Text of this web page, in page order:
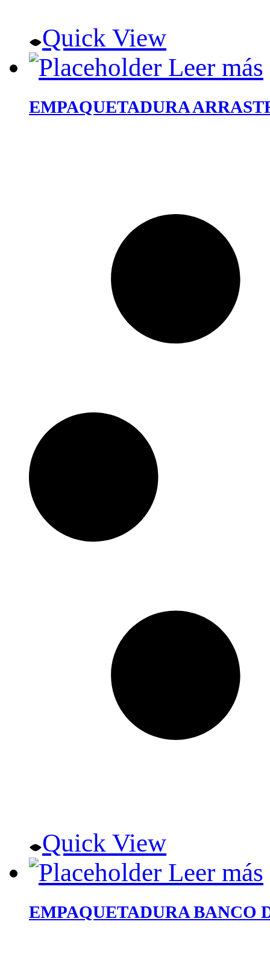
Quick View
Leer más
EMPAQUETADURA
Quick View
Leer más
EMPAQUETADURA BANCO